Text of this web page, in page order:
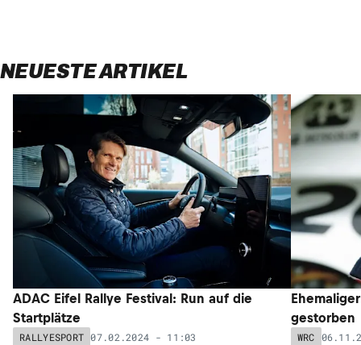
NEUESTE ARTIKEL
ADAC Eifel Rallye Festival: Run auf die
Startplätze
RALLYESPORT 07.02.2024 - 11:03
gestorben
WRC